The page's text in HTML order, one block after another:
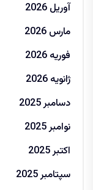
آوریل 2026
مارس 2026
فوریه 2026
ژانویه 2026
دسامبر 2025
نوامبر 2025
اکتبر 2025
سپتامبر 2025